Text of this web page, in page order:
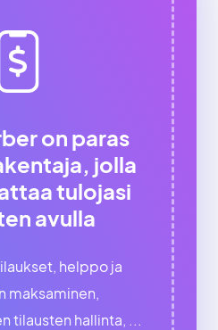
on paras
jolla
tulojasi
avulla
helppo ja
maksaminen,
tilausten hallinta, ...